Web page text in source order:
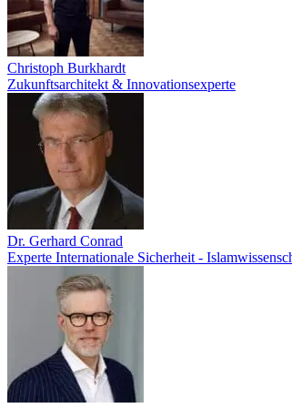
Christoph Burkhardt
Zukunftsarchitekt & Innovationsexperte
Dr. Gerhard Conrad
Experte Internationale Sicherheit -